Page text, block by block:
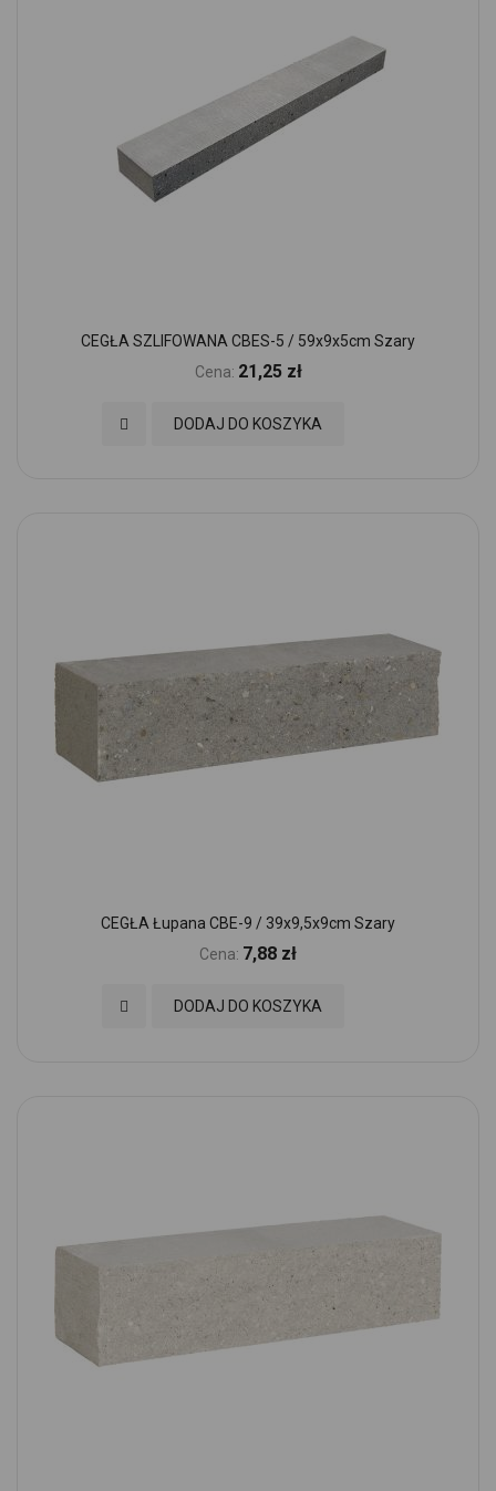
CEGŁA SZLIFOWANA CBES-5 / 59x9x5cm Szary
Cena: 21,25 zł
DODAJ DO KOSZYKA
Dodaj do Ulubionych
CEGŁA Łupana CBE-9 / 39x9,5x9cm Szary
Cena: 7,88 zł
DODAJ DO KOSZYKA
Dodaj do Ulubionych